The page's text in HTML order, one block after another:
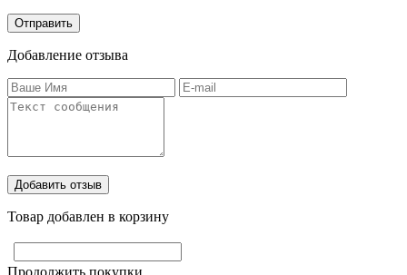
Добавление отзыва
Товар добавлен в корзину